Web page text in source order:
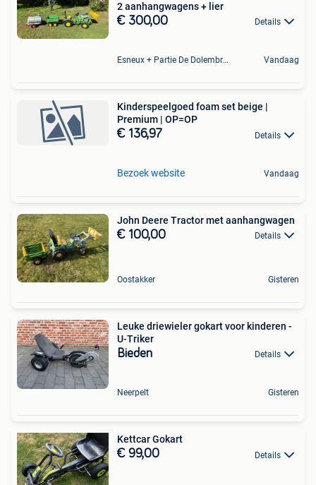
2 aanhangwagens + lier
€ 300,00 Details
Esneux + Partie De Dolembreux Vandaag
Kinderspeelgoed foam set beige |
Premium | OP=OP
€ 136,97 Details
Bezoek website Vandaag
John Deere Tractor met aanhangwagen
€ 100,00 Details
Oostakker Gisteren
Leuke driewieler gokart voor kinderen -
U-Triker
Bieden Details
Neerpelt Gisteren
Kettcar Gokart
€ 99,00 Details